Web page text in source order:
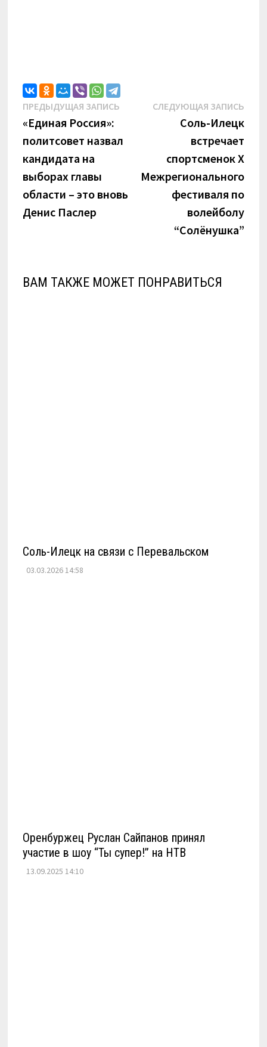
Навигация
по
записям
ПРЕДЫДУЩАЯ ЗАПИСЬ Предыдущая
«Единая Россия»:
политсовет назвал
кандидата на
выборах главы
области – это вновь
Денис Паслер
СЛЕДУЮЩАЯ ЗАПИСЬ
Соль-Илецк
встречает
спортсменок X
Межрегионального
фестиваля по
волейболу
“Солёнушка”
ВАМ ТАКЖЕ МОЖЕТ ПОНРАВИТЬСЯ
Соль-Илецк на связи с Перевальском
03.03.2026 14:58
Оренбуржец Руслан Сайпанов принял
участие в шоу “Ты супер!” на НТВ
13.09.2025 14:10